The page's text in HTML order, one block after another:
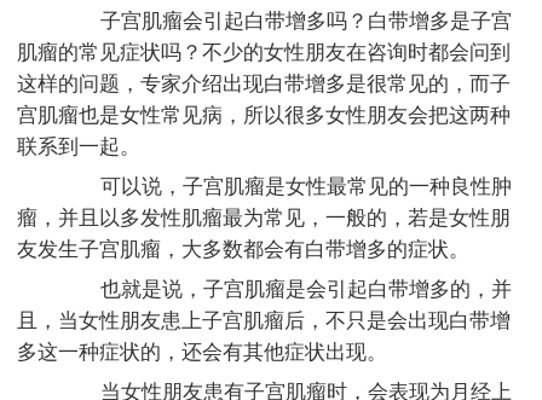
子宫肌瘤会引起白带增多吗？白带增多是子宫
肌瘤的常见症状吗？不少的女性朋友在咨询时都会问到
这样的问题，专家介绍出现白带增多是很常见的，而子
宫肌瘤也是女性常见病，所以很多女性朋友会把这两种
联系到一起。
可以说，子宫肌瘤是女性最常见的一种良性肿
瘤，并且以多发性肌瘤最为常见，一般的，若是女性朋
友发生子宫肌瘤，大多数都会有白带增多的症状。
也就是说，子宫肌瘤是会引起白带增多的，并
且，当女性朋友患上子宫肌瘤后，不只是会出现白带增
多这一种症状的，还会有其他症状出现。
当女性朋友患有子宫肌瘤时，会表现为月经上